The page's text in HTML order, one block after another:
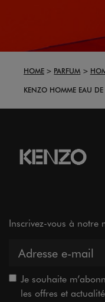
HOME PARFUM
KENZO HOMME EAU DE
Inscrivez-vous à notre
Je souhaite
les offres et